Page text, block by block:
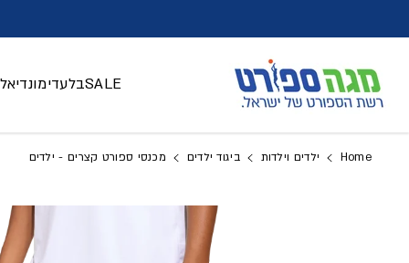
SALEבלעדימונדיאל 2026
Home ילדים וילדות ביגוד ילדים מכנסי ספורט קצרים - ילדים